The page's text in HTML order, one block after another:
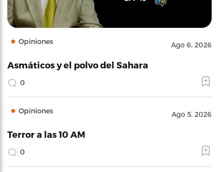
Opiniones Ago 6, 2026
Asmáticos y el polvo del Sahara
0
Opiniones Ago 5, 2026
Terror a las 10 AM
0